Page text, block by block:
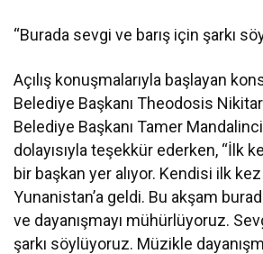
“Burada sevgi ve barış için şarkı
Açılış konuşmalarıyla başlayan
Belediye Başkanı Theodosis
Belediye Başkanı Tamer
dolayısıyla teşekkür ederken, “İlk
bir başkan yer alıyor. Kendisi ilk
Yunanistan’a geldi. Bu akşam
ve dayanışmayı mühürlüyoruz.
şarkı söylüyoruz. Müzikle